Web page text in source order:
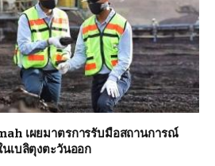
เผยมาตรการรับมือสถานการณ์
นเบลิตุงตะวันออก